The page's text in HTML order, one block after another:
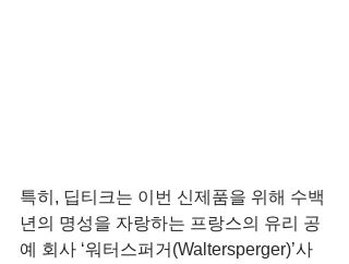
특히, 딥티크는 이번 신제품을 위해 수백
년의 명성을 자랑하는 프랑스의 유리 공
예 회사 ‘워터스퍼거(Waltersperger)’사